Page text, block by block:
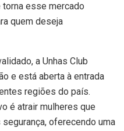
esse mercado
quem deseja
a Unhas Club
e está aberta à entrada
regiões do país.
é atrair mulheres que
oferecendo uma